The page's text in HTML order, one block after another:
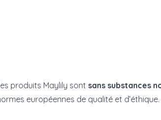
produits Maylily sont sans substances
européennes de qualité et d’éthique.